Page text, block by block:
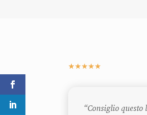
☆☆☆☆☆
“Consiglio